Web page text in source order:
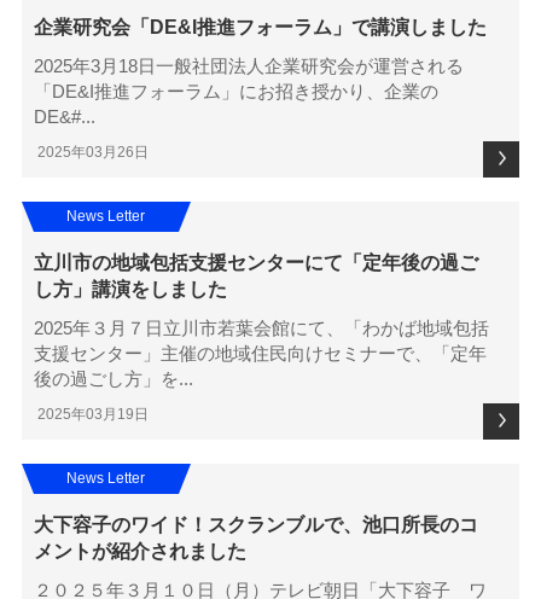
企業研究会「DE&I推進フォーラム」で講演しました
2025年3月18日一般社団法人企業研究会が運営される
「DE&I推進フォーラム」にお招き授かり、企業の
DE&#...
2025年03月26日
立川市の地域包括支援センターにて「定年後の過ご
し方」講演をしました
2025年３月７日立川市若葉会館にて、「わかば地域包括
支援センター」主催の地域住民向けセミナーで、「定年
後の過ごし方」を...
2025年03月19日
News Letter
大下容子のワイド！スクランブルで、池口所長のコ
メントが紹介されました
２０２５年３月１０日（月）テレビ朝日「大下容子 ワ
News Letter